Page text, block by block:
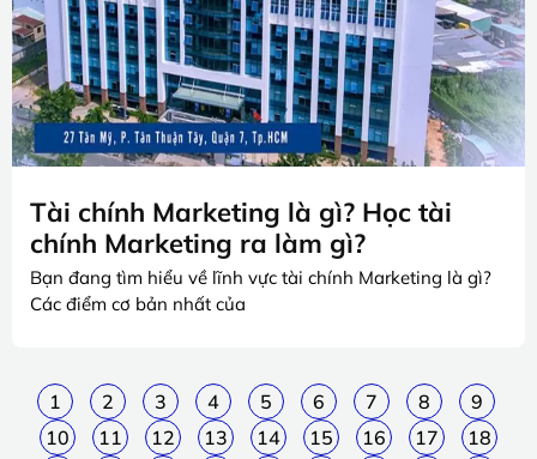
Tài chính Marketing là gì? Học tài
chính Marketing ra làm gì?
Bạn đang tìm hiểu về lĩnh vực tài chính Marketing là gì?
Các điểm cơ bản nhất của
1 2 3 4 5 6 7 8
9
10
11 12 13 14 15 16 17
18